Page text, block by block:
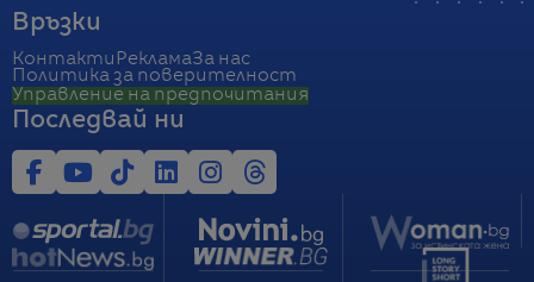
Връзки
Контакти РекламаЗа нас
Политика за поверителност
Управление на предпочитания
Последвай ни